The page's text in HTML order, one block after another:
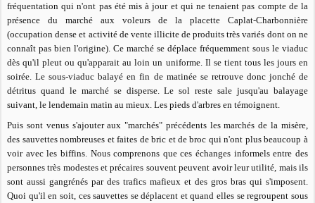
fréquentation qui n'ont pas été mis à jour et qui ne tenaient pas compte de la
présence du marché aux voleurs de la placette Caplat-Charbonnière
(occupation dense et activité de vente illicite de produits très variés dont on ne
connaît pas bien l'origine). Ce marché se déplace fréquemment sous le viaduc
dès qu'il pleut ou qu'apparait au loin un uniforme. Il se tient tous les jours en
soirée. Le sous-viaduc balayé en fin de matinée se retrouve donc jonché de
détritus quand le marché se disperse. Le sol reste sale jusqu'au balayage
suivant, le lendemain matin au mieux. Les pieds d'arbres en témoignent.
Puis sont venus s'ajouter aux "marchés" précédents les marchés de la misère,
des sauvettes nombreuses et faites de bric et de broc qui n'ont plus beaucoup à
voir avec les biffins. Nous comprenons que ces échanges informels entre des
personnes très modestes et précaires souvent peuvent avoir leur utilité, mais ils
sont aussi gangrénés par des trafics mafieux et des gros bras qui s'imposent.
Quoi qu'il en soit, ces sauvettes se déplacent et quand elles se regroupent sous